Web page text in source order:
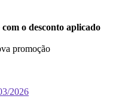
o desconto aplicado
promoção
2026